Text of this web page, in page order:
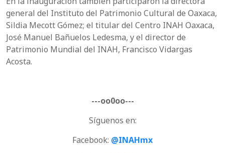
general del Instituto del Patrimonio Cultural de Oaxaca,
Sildia Mecott Gómez; el titular del Centro INAH Oaxaca,
José Manuel Bañuelos Ledesma, y el director de
Patrimonio Mundial del INAH, Francisco Vidargas
Acosta.
---oo0oo---
Síguenos en:
Facebook: @INAHmx